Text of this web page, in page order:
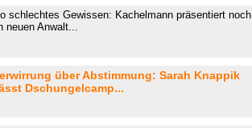
schlechtes Gewissen: Kachelmann präsentiert noch
neuen Anwalt...
über Abstimmung: Sarah Knappik
Dschungelcamp...